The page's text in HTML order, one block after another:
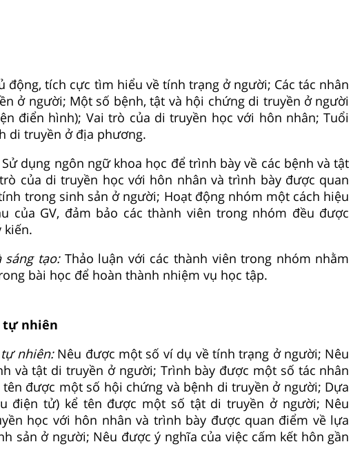
động, tích cực tìm hiểu về tính trạng ở người; Các tác nhân
ở người; Một số bệnh, tật và hội chứng di truyền ở người
điển hình); Vai trò của di truyền học với hôn nhân; Tuổi
di truyền ở địa phương.
Sử dụng ngôn ngữ khoa học để trình bày về các bệnh và tật
của di truyền học với hôn nhân và trình bày được quan
trong sinh sản ở người; Hoạt động nhóm một cách hiệu
của GV, đảm bảo các thành viên trong nhóm đều được
kiến.
sáng tạo: Thảo luận với các thành viên trong nhóm nhằm
bài học để hoàn thành nhiệm vụ học tập.
tự nhiên
nhiên: Nêu được một số ví dụ về tính trạng ở người; Nêu
và tật di truyền ở người; Trình bày được một số tác nhân
tên được một số hội chứng và bệnh di truyền ở người; Dựa
điện tử) kể tên được một số tật di truyền ở người; Nêu
học với hôn nhân và trình bày được quan điểm về lựa
sản ở người; Nêu được ý nghĩa của việc cấm kết hôn gần